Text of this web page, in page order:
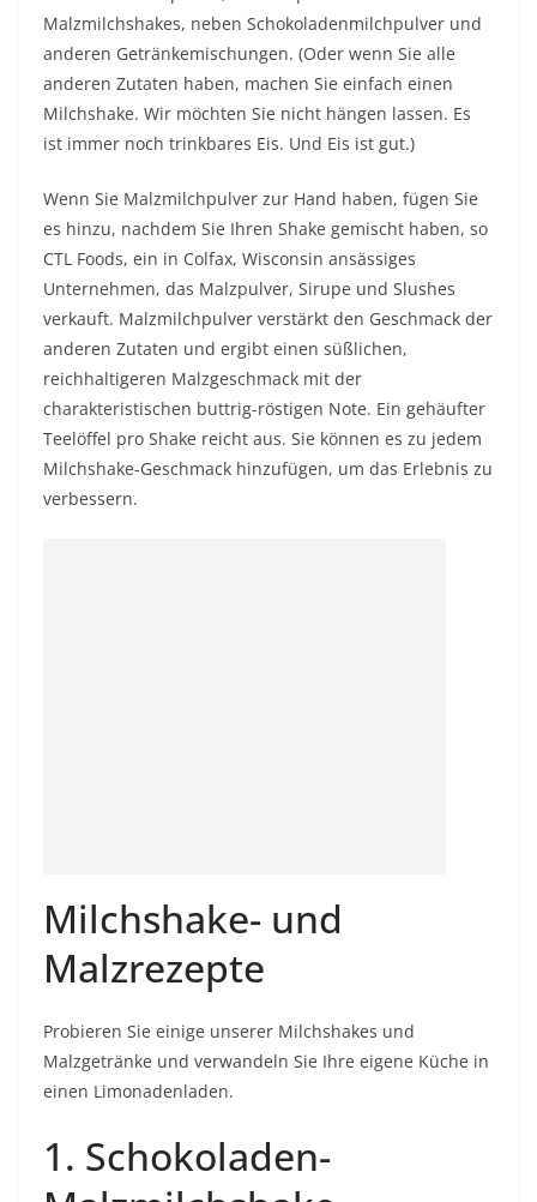
Malzmilchshakes, neben Schokoladenmilchpulver und
anderen Getränkemischungen. (Oder wenn Sie alle
anderen Zutaten haben, machen Sie einfach einen
Milchshake. Wir möchten Sie nicht hängen lassen. Es
ist immer noch trinkbares Eis. Und Eis ist gut.)
Wenn Sie Malzmilchpulver zur Hand haben, fügen Sie
es hinzu, nachdem Sie Ihren Shake gemischt haben, so
CTL Foods, ein in Colfax, Wisconsin ansässiges
Unternehmen, das Malzpulver, Sirupe und Slushes
verkauft. Malzmilchpulver verstärkt den Geschmack der
anderen Zutaten und ergibt einen süßlichen,
reichhaltigeren Malzgeschmack mit der
charakteristischen buttrig-röstigen Note. Ein gehäufter
Teelöffel pro Shake reicht aus. Sie können es zu jedem
Milchshake-Geschmack hinzufügen, um das Erlebnis zu
verbessern.
Milchshake- und
Malzrezepte
Probieren Sie einige unserer Milchshakes und
Malzgetränke und verwandeln Sie Ihre eigene Küche in
einen Limonadenladen.
1. Schokoladen-